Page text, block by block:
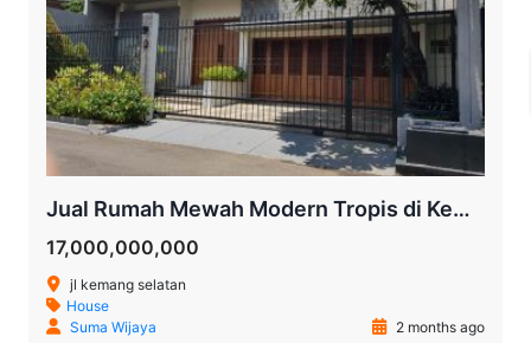
Jual Rumah Mewah Modern Tropis di Kemang Selatan | Halaman Luas, Kolam Renang, SHM
17,000,000,000
jl kemang selatan
House
Suma Wijaya
2 months ago